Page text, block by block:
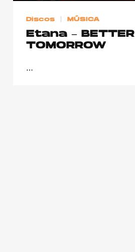
Discos MÚSICA
Etana – BETTER
TOMORROW
…